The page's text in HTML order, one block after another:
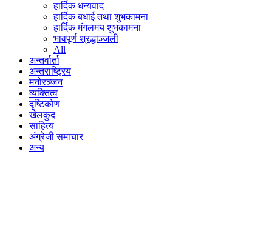
हार्दिक धन्यवाद
हार्दिक बधाई तथा शुभकामना
हार्दिक मंगलमय शुभकामना
भावपूर्ण श्रद्धाञ्जली
All
अन्तर्वार्ता
अन्तराष्ट्रिय
मनोरञ्जन
व्यक्तित्व
दृष्टिकोण
खेलकुद
साहित्य
अंग्रेजी समाचार
अन्य